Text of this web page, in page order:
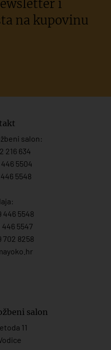
i
na kupovinu
salon:
216 634
446 5504
446 5548
446 5548
446 5547
702 8258
hr
salon
11